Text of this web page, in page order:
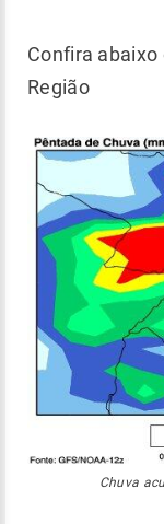
Confira abaixo
Região
Chuva